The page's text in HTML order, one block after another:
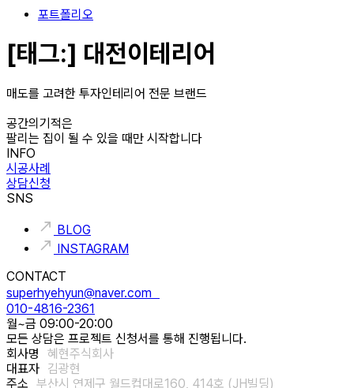
포트폴리오
[태그:] 대전이테리어
매도를 고려한 투자인테리어 전문 브랜드
공간의기적은
팔리는 집이 될 수 있을 때만 시작합니다
INFO
시공사례
상담신청
SNS
BLOG
INSTAGRAM
CONTACT
superhyehyun@naver.com
010-4816-2361
월~금 09:00-20:00
모든 상담은 프로젝트 신청서를 통해 진행됩니다.
회사명
혜현주식회사
대표자 김광현
주소 부산시 연제구 월드컵대로160, 414호 (JH빌딩)